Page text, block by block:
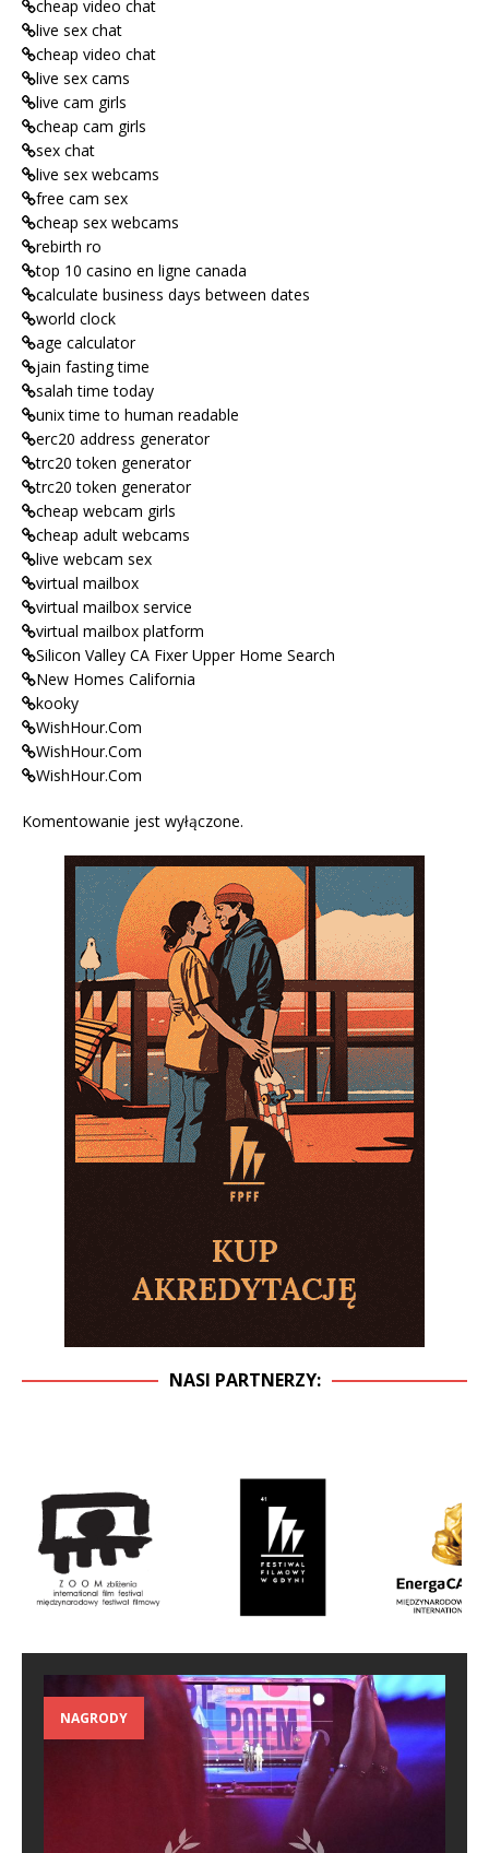
cheap video chat
live sex chat
cheap video chat
live sex cams
live cam girls
cheap cam girls
sex chat
live sex webcams
free cam sex
cheap sex webcams
rebirth ro
top 10 casino en ligne canada
calculate business days between dates
world clock
age calculator
jain fasting time
salah time today
unix time to human readable
erc20 address generator
trc20 token generator
trc20 token generator
cheap webcam girls
cheap adult webcams
live webcam sex
virtual mailbox
virtual mailbox service
virtual mailbox platform
Silicon Valley CA Fixer Upper Home Search
New Homes California
kooky
WishHour.Com
WishHour.Com
WishHour.Com
Komentowanie jest wyłączone.
NASI PARTNERZY:
NAGRODY